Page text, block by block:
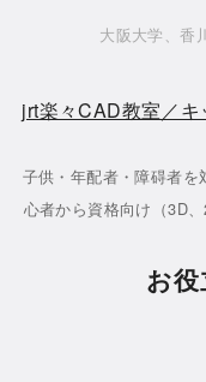
大阪大学、香
jrt楽々CAD教室／
子供・年配者・障碍者
心者から資格向け（3D
お